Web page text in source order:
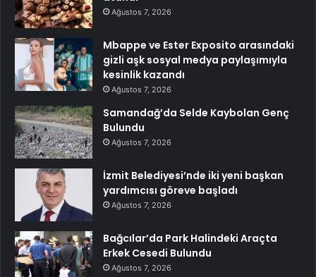
Ağustos 7, 2026
Mbappe ve Ester Exposito arasındaki
gizli aşk sosyal medya paylaşımıyla
kesinlik kazandı
Ağustos 7, 2026
Samandağ’da Selde Kaybolan Genç
Bulundu
Ağustos 7, 2026
İzmit Belediyesi’nde iki yeni başkan
yardımcısı göreve başladı
Ağustos 7, 2026
Bağcılar’da Park Halindeki Araçta
Erkek Cesedi Bulundu
Ağustos 7, 2026